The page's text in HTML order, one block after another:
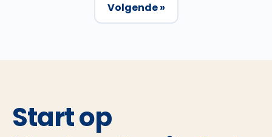
Volgende »
Start op